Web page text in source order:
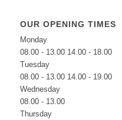
OUR OPENING TIMES
Monday
08.00 - 13.00 14.00 - 18.00
Tuesday
08.00 - 13.00 14.00 - 19.00
Wednesday
08.00 - 13.00
Thursday